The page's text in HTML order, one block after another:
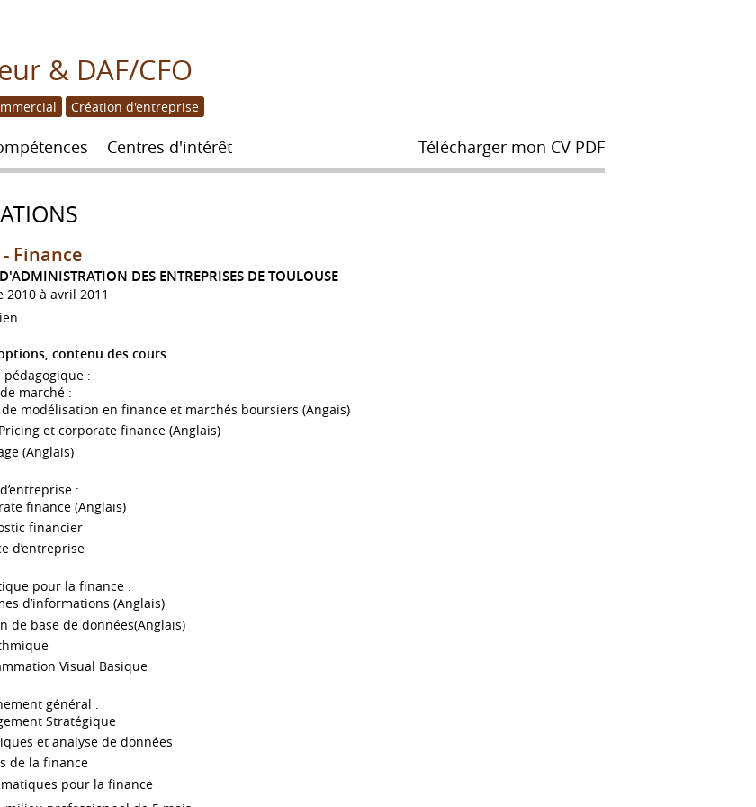
& DAF/CFO
Création d'entreprise
Centres d'intérêt Télécharger mon CV PDF
Finance
DES ENTREPRISES DE TOULOUSE
2010 à avril 2011
contenu des cours
pédagogique :
marché :
modélisation en finance et marchés boursiers (Angais)
et corporate finance (Anglais)
(Anglais)
:
finance (Anglais)
financier
d’entreprise
pour la finance :
d’informations (Anglais)
de base de données(Anglais)
Visual Basique
général :
Stratégique
et analyse de données
de la finance
pour la finance